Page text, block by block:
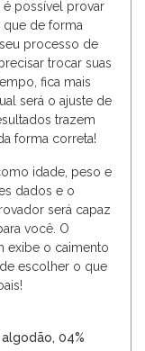
é possível provar
que de forma
processo de
trocar suas
fica mais
será o ajuste de
trazem
forma correta!
idade, peso e
dados e o
será capaz
você. O
exibe o caimento
escolher o que
04%